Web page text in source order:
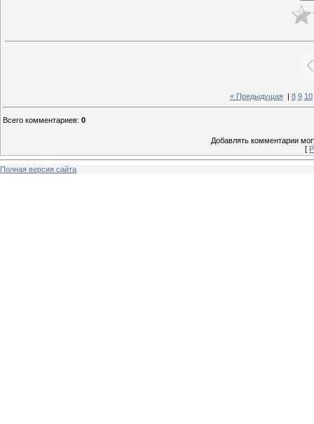
« Предыдущая| 8 9 10
Всего комментариев: 0
Добавлять комментарии
[
Полная версия сайта